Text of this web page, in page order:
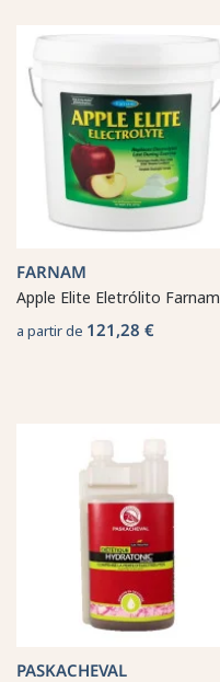
FARNAM
Apple Elite Eletrólito Farnam
a partir de 121,28 €
PASKACHEVAL